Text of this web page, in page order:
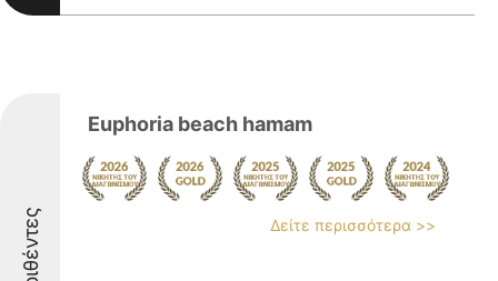
Euphoria beach hamam
Δείτε περισσότερα >>